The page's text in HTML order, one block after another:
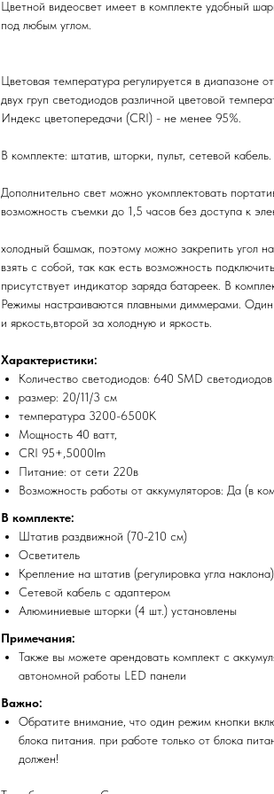
Цветной видеосвет имеет в комплекте удобный
под любым углом.
Цветовая температура регулируется в диапазоне
двух груп светодиодов различной цветовой
Индекс цветопередачи (CRI) - не менее 95%.
В комплекте: штатив, шторки, пульт, сетевой кабель.
Дополнительно свет можно укомплектовать
возможность съемки до 1,5 часов без доступа к
холодный башмак, поэтому можно закрепить угол
взять с собой, так как есть возможность
присутствует индикатор заряда батареек. В
Режимы настраиваются плавными диммерами.
и яркость,второй за холодную и яркость.
Характеристики:
Количество светодиодов: 640 SMD светодиодов
размер: 20/11/3 см
температура 3200-6500К
Мощность 40 ватт,
CRI 95+,5000lm
Питание: от сети 220в
Возможность работы от аккумуляторов: Да (в
В комплекте:
Штатив раздвижной (70-210 см)
Осветитель
Крепление на штатив (регулировка угла наклона)
Сетевой кабель с адаптером
Алюминиевые шторки (4 шт.) установлены
Примечания:
Также вы можете арендовать комплект с
автономной работы LED панели
Важно:
Обратите внимание, что один режим кнопки
блока питания. при работе только от блока
должен!